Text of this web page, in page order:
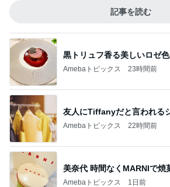
記事を読む
黒トリュフ香る美しいロゼ
Amebaトピックス 23時間前
友人にTiffanyだと言われる
Amebaトピックス 22時間前
美奈代 時間なくMARNIで焼
Amebaトピックス 1日前